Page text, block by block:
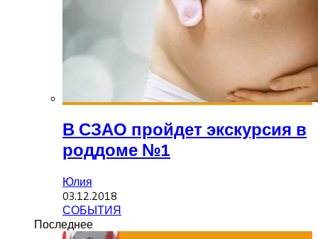
В СЗАО пройдет экскурсия в
роддоме №1
Юлия
03.12.2018
СОБЫТИЯ
Последнее